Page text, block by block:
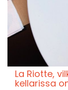
La Riotte,
kellarissa